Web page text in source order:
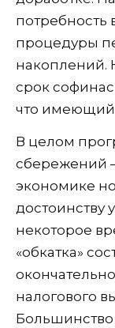
процедуры
накоплений.
срок
что
В целом
сбережений
экономике
достоинству
некоторое
«обкатка»
налогового
Большинство